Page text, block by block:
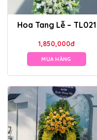
Hoa Tang Lễ – TL021
1,850,000đ
MUA HÀNG